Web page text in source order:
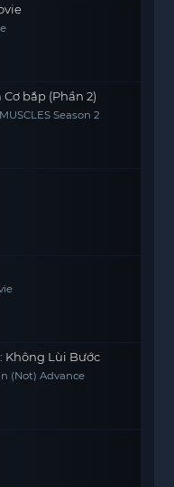
bắp (Phần 2)
Season 2
Không Lùi Bước
(Not) Advance